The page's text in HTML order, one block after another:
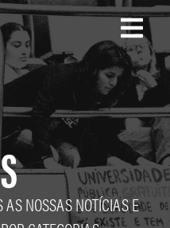
AS NOSSAS NOTÍCIAS E